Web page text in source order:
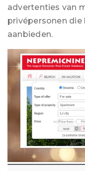
advertenties van
privépersonen
aanbieden.